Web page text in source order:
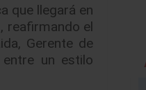
que llegará en
reafirmando el
Gerente de
un estilo